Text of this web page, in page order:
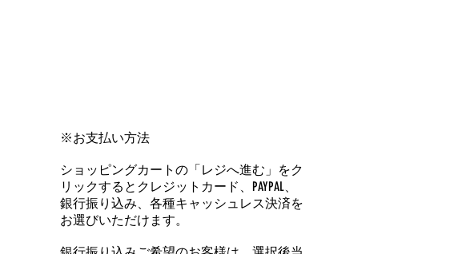
※お支払い方法
ショッピングカートの「レジへ進む」をク
リックするとクレジットカード、PAYPAL、
銀行振り込み、各種キャッシュレス決済を
お選びいただけます。